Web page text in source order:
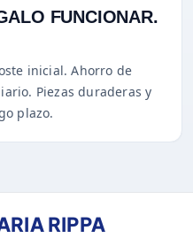
FUNCIONAR.
inicial. Ahorro de
Piezas duraderas y
plazo.
RIPPA